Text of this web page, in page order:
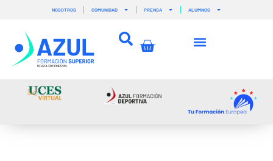
contenido
NOSOTROS COMUNIDAD PRENSA ALUMNOS
Carrito